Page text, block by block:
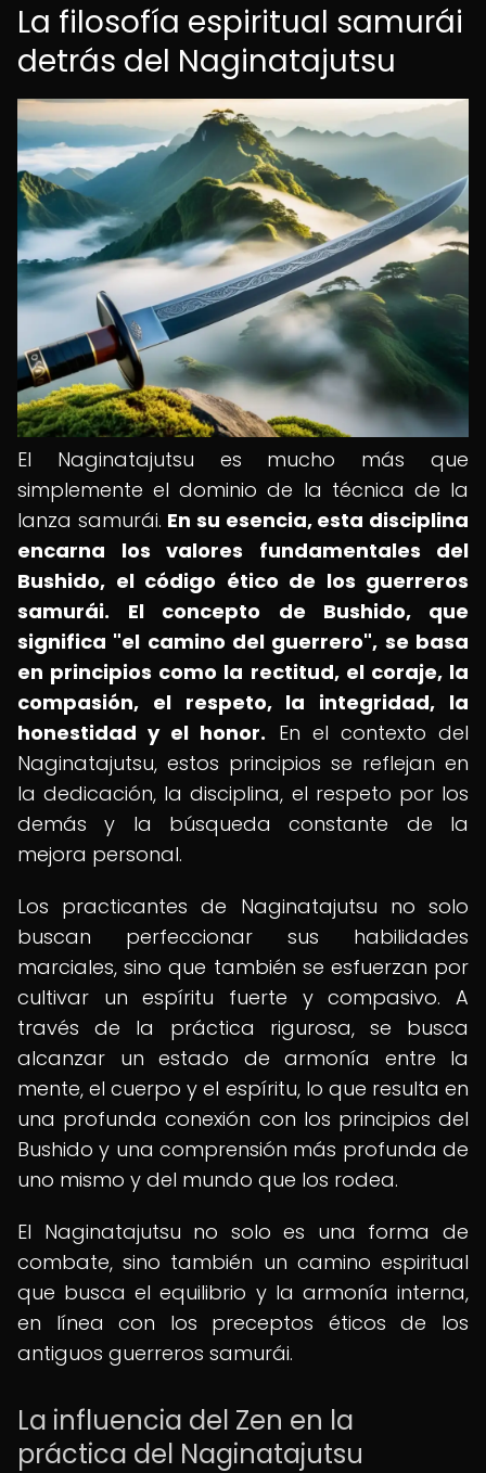
La filosofía espiritual samurái
detrás del Naginatajutsu
El Naginatajutsu es mucho más que
simplemente el dominio de la técnica de la
lanza samurái. En su esencia, esta disciplina
encarna los valores fundamentales del
Bushido, el código ético de los guerreros
samurái.
El concepto de Bushido, que
significa "el camino del guerrero", se basa
en principios como la rectitud, el coraje, la
compasión, el respeto, la integridad, la
honestidad y el honor. En el contexto del
Naginatajutsu, estos principios se reflejan en
la dedicación, la disciplina, el respeto por los
demás y la búsqueda constante de la
mejora personal.
Los practicantes de Naginatajutsu no solo
buscan perfeccionar sus habilidades
marciales, sino que también se esfuerzan por
cultivar un espíritu fuerte y compasivo. A
través de la práctica rigurosa, se busca
alcanzar un estado de armonía entre la
mente, el cuerpo y el espíritu, lo que resulta en
una profunda conexión con los principios del
Bushido y una comprensión más profunda de
uno mismo y del mundo que los rodea.
El Naginatajutsu no solo es una forma de
combate, sino también un camino espiritual
que busca el equilibrio y la armonía interna,
en línea con los preceptos éticos de los
antiguos guerreros samurái.
La influencia del Zen en la
práctica del Naginatajutsu